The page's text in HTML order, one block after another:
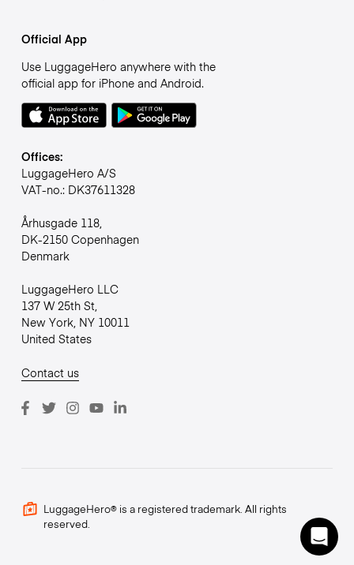
Official App
Use LuggageHero anywhere with the
official app for iPhone and Android.
Offices:
LuggageHero A/S
VAT-no.: DK37611328
Århusgade 118,
DK-2150 Copenhagen
Denmark
LuggageHero LLC
137 W 25th St,
New York, NY 10011
United States
Contact us
LuggageHero® is a registered trademark. All rights
reserved.